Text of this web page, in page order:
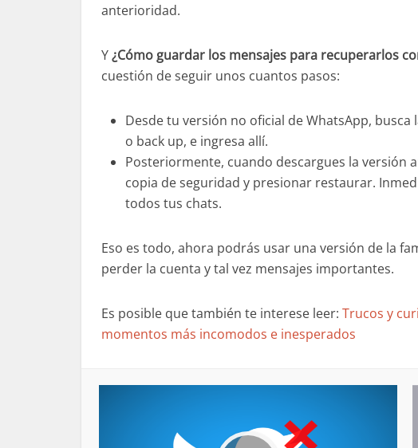
anterioridad.
Y¿Cómo guardar los mensajes para recuperarlos
cuestión de seguir unos cuantos pasos:
Desde tu versión no oficial de WhatsApp,
o back up, e ingresa allí.
Posteriormente, cuando descargues la versión
copia de seguridad y presionar restaurar.
todos tus chats.
Eso es todo, ahora podrás usar una versión de la
perder la cuenta y tal vez mensajes importantes.
Es posible que también te interese leer: Trucos y
momentos más incomodos e inesperados